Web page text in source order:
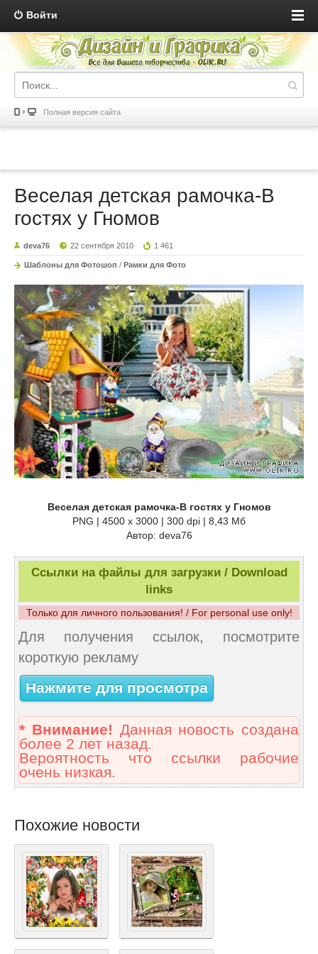
Войти
Полная версия сайта
Веселая детская рамочка-В
гостях у Гномов
deva76 22 сентября 2010 1 461
Шаблоны для Фотошоп / Рамки для Фото
Веселая детская рамочка-В гостях у Гномов
PNG | 4500 х 3000 | 300 dpi | 8,43 Mб
Автор: deva76
Ссылки на файлы для загрузки / Download
links
Только для личного пользования! / For personal use only!
Для получения ссылок, посмотрите
короткую рекламу
Нажмите для просмотра
* Внимание! Данная новость создана
более 2 лет назад.
Вероятность что ссылки рабочие
очень низкая.
Похожие новости